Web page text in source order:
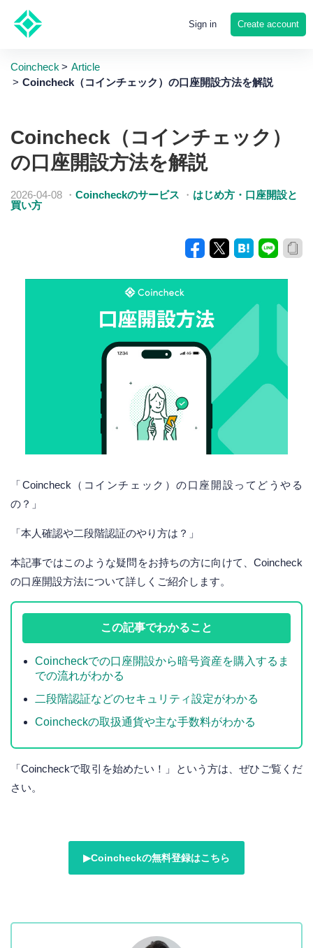
Sign in Create account
Coincheck
Article
Coincheck（コインチェック）の口座開設方法を解説
Coincheck（コインチェック）
の口座開設方法を解説
2026-04-08 ・ Coincheckのサービス ・ はじめ方・口座開設と
買い方
「Coincheck（コインチェック）の口座開設ってどうやる
の？」
「本人確認や二段階認証のやり方は？」
本記事ではこのような疑問をお持ちの方に向けて、Coincheck
の口座開設方法について詳しくご紹介します。
この記事でわかること
Coincheckでの口座開設から暗号資産を購入するま
での流れがわかる
二段階認証などのセキュリティ設定がわかる
Coincheckの取扱通貨や主な手数料がわかる
「Coincheckで取引を始めたい！」という方は、ぜひご覧くだ
さい。
▶︎Coincheckの無料登録はこちら